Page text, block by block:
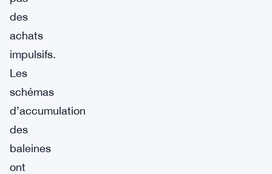
des
achats
impulsifs.
Les
schémas
d’accumulation
des
baleines
ont